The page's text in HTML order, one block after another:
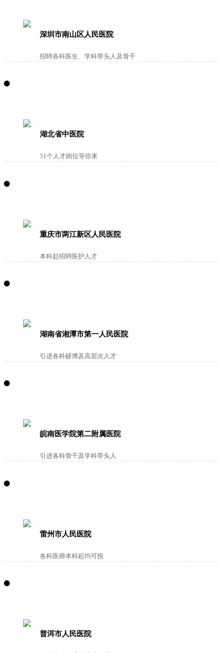
深圳市南山区人民医院
招聘各科医生、学科带头人及骨干
湖北省中医院
51个人才岗位等你来
重庆市两江新区人民医院
本科起招聘医护人才
湖南省湘潭市第一人民医院
引进各科硕博及高层次人才
皖南医学院第二附属医院
引进各科骨干及学科带头人
雷州市人民医院
各科医师本科起均可投
普洱市人民医院